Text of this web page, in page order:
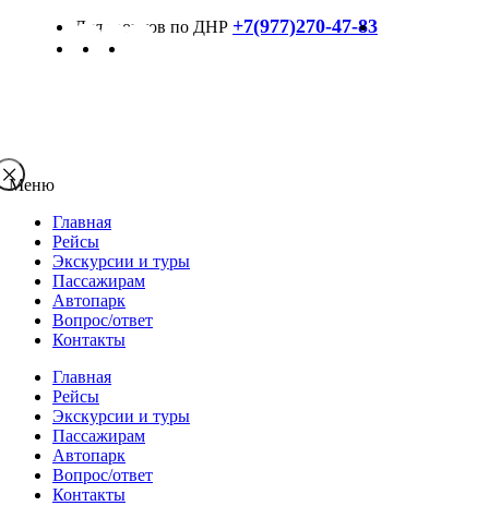
+7(977)270-47-83
Меню
Главная
Рейсы
Экскурсии и туры
Пассажирам
Автопарк
Вопрос/ответ
Контакты
Главная
Рейсы
Экскурсии и туры
Пассажирам
Автопарк
Вопрос/ответ
Контакты